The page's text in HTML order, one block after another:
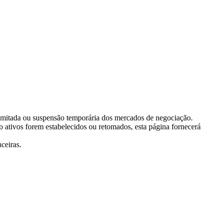
ou suspensão temporária dos mercados de negociação.
forem estabelecidos ou retomados, esta página fornecerá